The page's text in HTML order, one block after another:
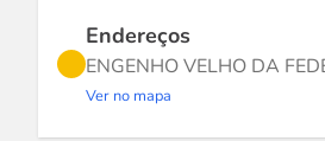
Endereços
ENGENHO VELHO DA
Ver no mapa